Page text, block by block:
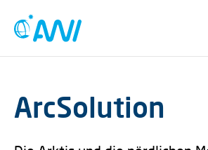
ArcSolution